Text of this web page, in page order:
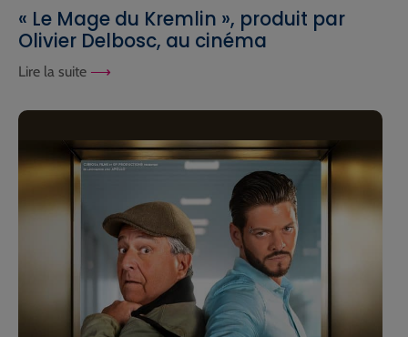
« Le Mage du Kremlin », produit par
Olivier Delbosc, au cinéma
Lire la suite